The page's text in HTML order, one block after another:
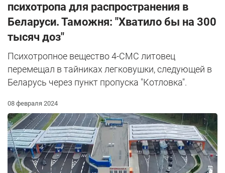
психотропа для распространения в
Беларуси. Таможня: "Хватило бы на 300
тысяч доз"
Психотропное вещество 4-СМС литовец
перемещал в тайниках легковушки, следующей в
Беларусь через пункт пропуска "Котловка".
08 февраля 2024